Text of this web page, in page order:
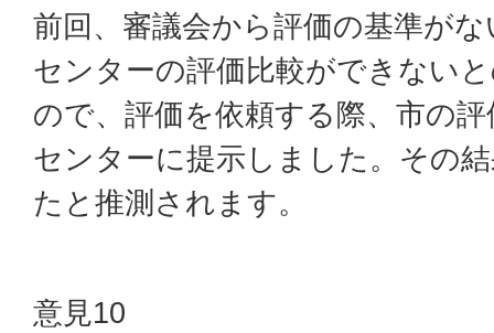
前回、審議会から評価の基準が
センターの評価比較ができない
ので、評価を依頼する際、市の
センターに提示しました。その
たと推測されます。
意見10